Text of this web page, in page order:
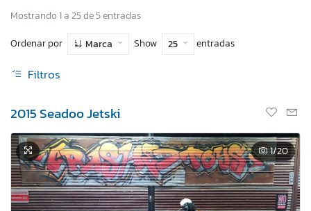
Mostrando 1 a 25 de 5 entradas
Ordenar por
Marca Show 25 entradas
Filtros
2015 Seadoo Jetski
1/20